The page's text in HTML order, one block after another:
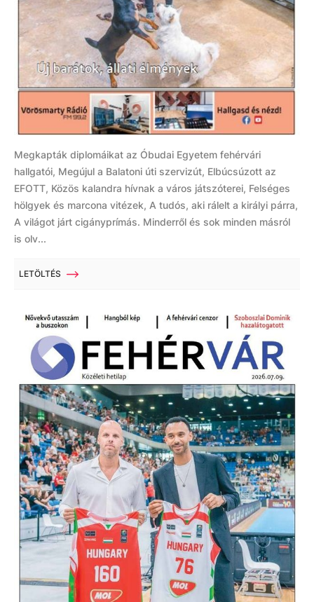
Megkapták diplomáikat az Óbudai Egyetem fehérvári
hallgatói, Megújul a Balatoni úti szervizút, Elbúcsúzott az
EFOTT, Közös kalandra hívnak a város játszóterei, Felséges
hölgyek és marcona vitézek, A tudós, aki rálelt a királyi párra,
A világot járt cigányprímás. Minderről és sok minden másról
is olv...
LETÖLTÉS